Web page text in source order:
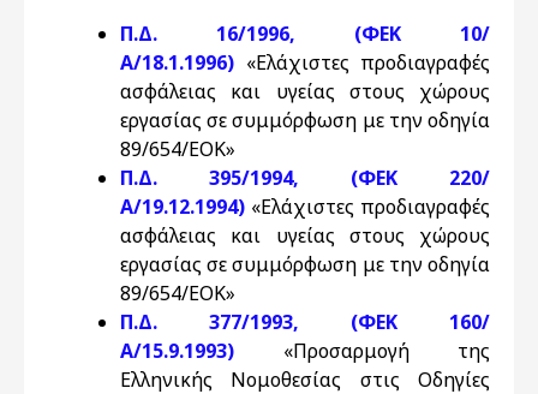
Π.Δ. 16/1996, (ΦΕΚ 10/
Α/18.1.1996) «Ελάχιστες προδιαγραφές
ασφάλειας και υγείας στους χώρους
εργασίας σε συμμόρφωση με την οδηγία
89/654/EOK»
Π.Δ. 395/1994, (ΦΕΚ 220/
Α/19.12.1994) «Ελάχιστες προδιαγραφές
ασφάλειας και υγείας στους χώρους
εργασίας σε συμμόρφωση με την οδηγία
89/654/EOK»
Π.Δ. 377/1993, (ΦΕΚ 160/
Α/15.9.1993) «Προσαρμογή της
Ελληνικής Νομοθεσίας στις Οδηγίες